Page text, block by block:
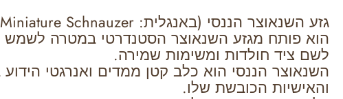
הוא פותח מגזע השנאוצר הסטנדרטי במטרה לשמש
לשם ציד חולדות ומשימות שמירה.
השנאוצר הננסי הוא כלב קטן ממדים ואנרגטי
והאישיות הכובשת שלו.